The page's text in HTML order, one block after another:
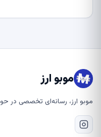
موبو ارز
موبو ارز، رسانه‌ای تخصصی در